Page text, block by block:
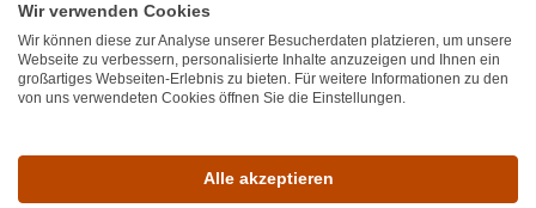
Wir verwenden Cookies
Wir können diese zur Analyse unserer Besucherdaten platzieren, um unsere
Webseite zu verbessern, personalisierte Inhalte anzuzeigen und Ihnen ein
großartiges Webseiten-Erlebnis zu bieten. Für weitere Informationen zu den
von uns verwendeten Cookies öffnen Sie die Einstellungen.
Alle akzeptieren